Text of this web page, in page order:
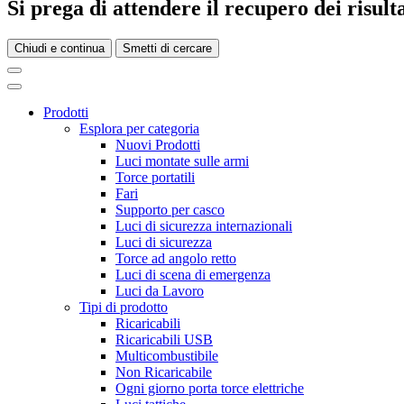
Si prega di attendere il recupero dei
Chiudi e continua Smetti di cercare
Prodotti
Esplora per categoria
Nuovi Prodotti
Luci montate sulle armi
Torce portatili
Fari
Supporto per casco
Luci di sicurezza internazionali
Luci di sicurezza
Torce ad angolo retto
Luci di scena di emergenza
Luci da Lavoro
Tipi di prodotto
Ricaricabili
Ricaricabili USB
Multicombustibile
Non Ricaricabile
Ogni giorno porta torce elettriche